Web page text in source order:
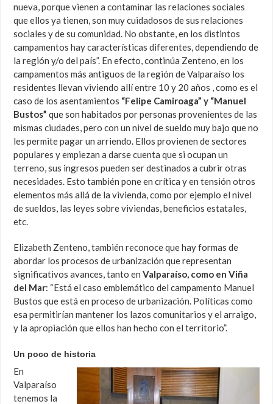
nueva, porque vienen a contaminar las relaciones sociales
que ellos ya tienen, son muy cuidadosos de sus relaciones
sociales y de su comunidad. No obstante, en los distintos
campamentos hay características diferentes, dependiendo de
la región y/o del país”. En efecto, continúa Zenteno, en los
campamentos más antiguos de la región de Valparaíso los
residentes llevan viviendo allí entre 10 y 20 años , como es el
caso de los asentamientos “Felipe Camiroaga” y “Manuel
Bustos” que son habitados por personas provenientes de las
mismas ciudades, pero con un nivel de sueldo muy bajo que no
les permite pagar un arriendo. Ellos provienen de sectores
populares y empiezan a darse cuenta que si ocupan un
terreno, sus ingresos pueden ser destinados a cubrir otras
necesidades. Esto también pone en crítica y en tensión otros
elementos más allá de la vivienda, como por ejemplo el nivel
de sueldos, las leyes sobre viviendas, beneficios estatales,
etc.
Elizabeth Zenteno, también reconoce que hay formas de
abordar los procesos de urbanización que representan
significativos avances, tanto enValparaíso, como en Viña
del Mar: “Está el caso emblemático del campamento Manuel
Bustos que está en proceso de urbanización. Políticas como
esa permitirían mantener los lazos comunitarios y el arraigo,
y la apropiación que ellos han hecho con el territorio”.
Un poco de historia
En
Valparaíso
tenemos la